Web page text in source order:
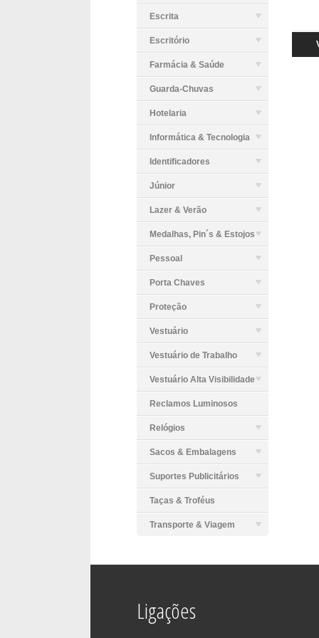
Escrita
Escritório
Farmácia & Saúde
Guarda-Chuvas
Hotelaria
Informática & Tecnologia
Identificadores
Júnior
Lazer & Verão
Medalhas, Pin´s & Estojos
Pessoal
Porta Chaves
Proteção
Vestuário
Vestuário de Trabalho
Vestuário Alta Visibilidade
Reclamos Luminosos
Relógios
Sacos & Embalagens
Suportes Publicitários
Taças & Troféus
Transporte & Viagem
Ligações